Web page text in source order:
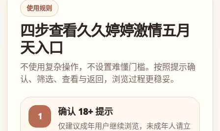
使用规则
四步查看久久婷婷激情五月
天入口
不使用复杂操作，不设置难懂门槛。按照提示确
认、筛选、查看与返回，浏览过程更稳妥。
1 确认 18+ 提示
仅建议成年用户继续浏览，未成年人请立